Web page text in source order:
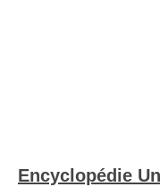
Encyclopédie